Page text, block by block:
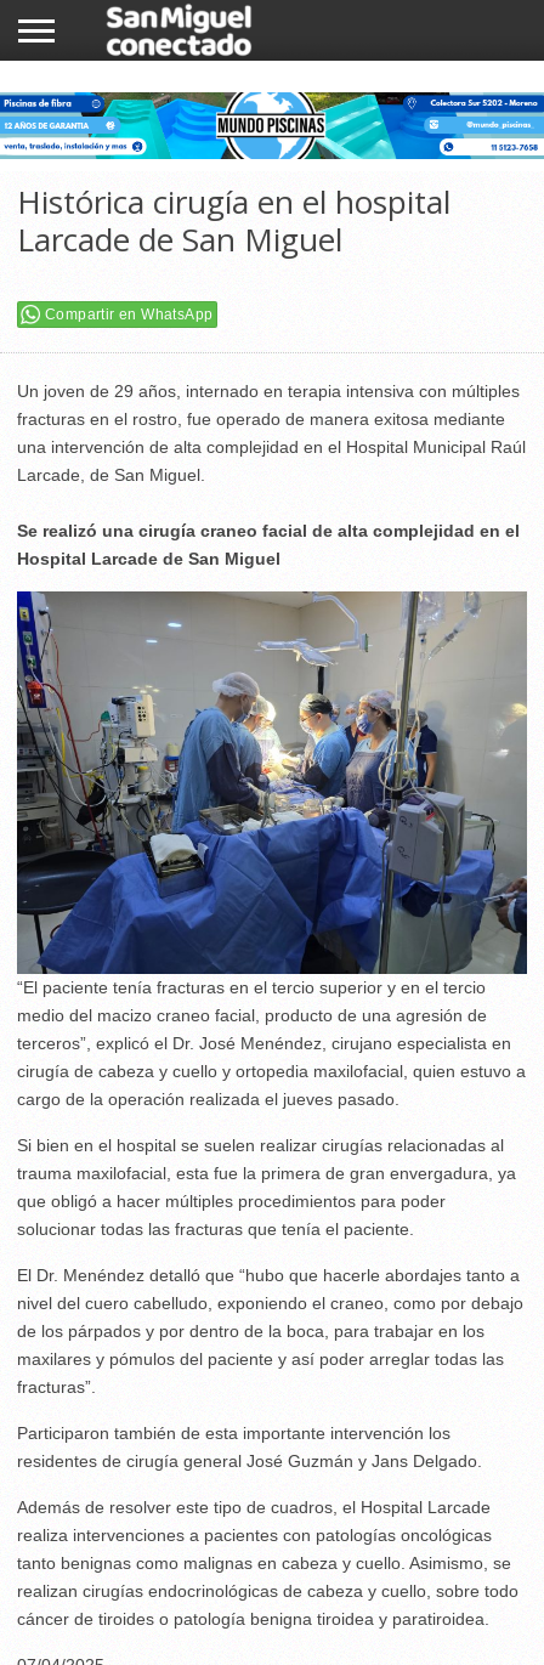
NOTICIAS
COMUNIDAD
COMERCIOS
Histórica cirugía en el hospital
Larcade de San Miguel
Compartir en WhatsApp
Un joven de 29 años, internado en terapia intensiva con múltiples
fracturas en el rostro, fue operado de manera exitosa mediante
una intervención de alta complejidad en el Hospital Municipal Raúl
Larcade, de San Miguel.
Se realizó una cirugía craneo facial de alta complejidad en el
Hospital Larcade de San Miguel
“El paciente tenía fracturas en el tercio superior y en el tercio
medio del macizo craneo facial, producto de una agresión de
terceros”, explicó el Dr. José Menéndez, cirujano especialista en
cirugía de cabeza y cuello y ortopedia maxilofacial, quien estuvo a
cargo de la operación realizada el jueves pasado.
Si bien en el hospital se suelen realizar cirugías relacionadas al
trauma maxilofacial, esta fue la primera de gran envergadura, ya
que obligó a hacer múltiples procedimientos para poder
solucionar todas las fracturas que tenía el paciente.
El Dr. Menéndez detalló que “hubo que hacerle abordajes tanto a
nivel del cuero cabelludo, exponiendo el craneo, como por debajo
de los párpados y por dentro de la boca, para trabajar en los
maxilares y pómulos del paciente y así poder arreglar todas las
fracturas”.
Participaron también de esta importante intervención los
residentes de cirugía general José Guzmán y Jans Delgado.
Además de resolver este tipo de cuadros, el Hospital Larcade
realiza intervenciones a pacientes con patologías oncológicas
tanto benignas como malignas en cabeza y cuello. Asimismo, se
realizan cirugías endocrinológicas de cabeza y cuello, sobre todo
cáncer de tiroides o patología benigna tiroidea y paratiroidea.